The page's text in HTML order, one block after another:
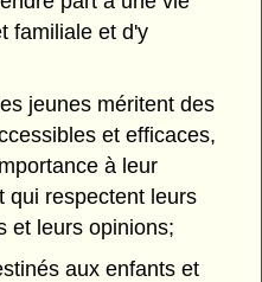
familiale et d'y
jeunes méritent des
et efficaces,
à leur
qui respectent leurs
et leurs opinions;
aux enfants et